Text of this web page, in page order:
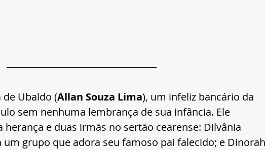
Ubaldo (Allan Souza Lima), um infeliz bancário da
sem nenhuma lembrança de sua infância. Ele
e duas irmãs no sertão cearense: Dilvânia
um grupo que adora seu famoso pai falecido; e